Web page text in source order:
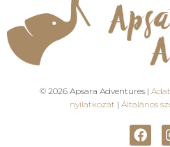
© 2026 Apsara Adventures |
nyilatkozat | Általános